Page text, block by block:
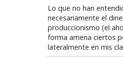
Lo que no han
necesariamente el
produccionismo (el
forma amena ciertos
lateralmente en mis